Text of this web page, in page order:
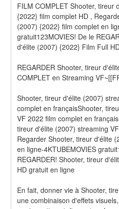
FILM COMPLET Shooter, tireur
{2022} film complet HD ,
(2007) {2022} film complet en
gratuit123MOVIES! De le
d'élite (2007) {2022} Film Full
REGARDER Shooter, tireur
COMPLET en Streaming
Shooter, tireur d'élite (2007)
complet en françaisShooter,
VF 2022 film complet en
tireur d'élite (2007) streaming
Regarder Shooter, tireur d'élite
en ligne-4KTUBEMOVIES
REGARDER! Shooter, tireur
HD gratuit en ligne
En fait, donner vie à Shooter,
une combinaison d'effets